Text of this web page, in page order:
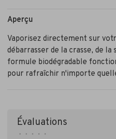
Aperçu
Vaporisez directement sur
débarrasser de la crasse, de
formule biodégradable
pour rafraîchir n'importe
Évaluations
• • • • •